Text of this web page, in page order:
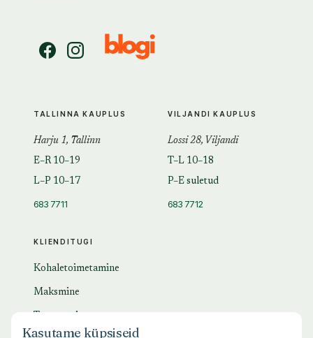
KLIENDITUGI
Kohaletoimetamine
Maksmine
TALLINNA KAUPLUS
Harju 1, Tallinn
E–R 10–19
L–P 10–17
683 7711
VILJANDI KAUPLUS
Lossi 28, Viljandi
T–L 10–18
P–E suletud
683 7712
Kasutame küpsiseid